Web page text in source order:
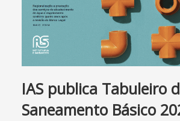
IAS publica Tabuleiro
Saneamento Básico